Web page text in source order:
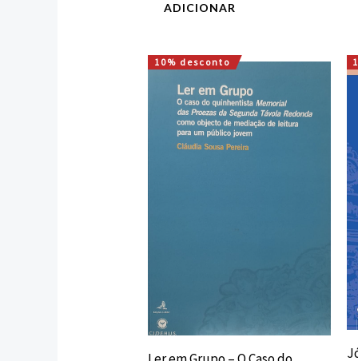
ADICIONAR
10% desconto
O
original
era:
7,50 €.
O
preço
atual
é:
6,75 €.